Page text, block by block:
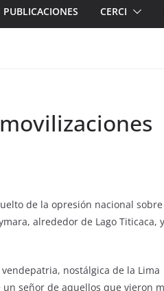
PUBLICACIONES CERCI
de la opresión nacional sobre
alrededor de Lago Titicaca, y
nostálgica de la Lima
señor de aquellos que vieron